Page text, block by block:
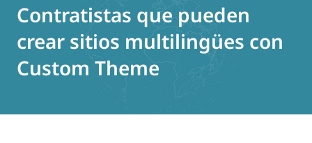
Contratistas que pueden
crear sitios multilingües con
Custom Theme